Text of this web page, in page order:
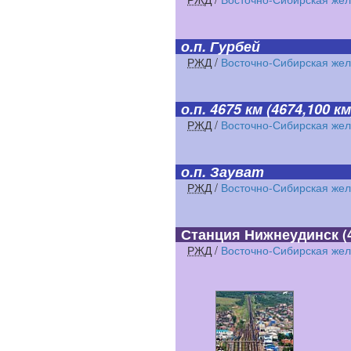
о.п. Гурбей
РЖД/ Восточно-Сибирская
о.п. 4675 км(4674,100
РЖД/ Восточно-Сибирская
о.п. Зауват
РЖД/ Восточно-Сибирская
Станция Нижнеудинск
РЖД/ Восточно-Сибирская